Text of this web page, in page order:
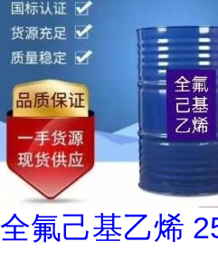
全氟己基乙烯